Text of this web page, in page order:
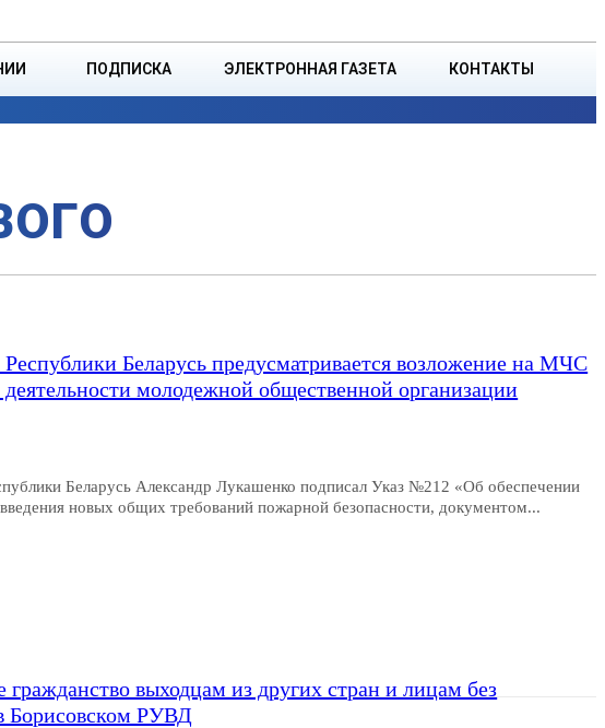
ПОДПИСКА ЭЛЕКТРОННАЯ ГАЗЕТА КОНТАКТЫ
Беларусь предусматривается возложение на МЧС
молодежной общественной организации
Беларусь Александр Лукашенко подписал Указ №212 «Об обеспечении
новых общих требований пожарной безопасности, документом...
гражданство выходцам из других стран и лицам без
Борисовском РУВД